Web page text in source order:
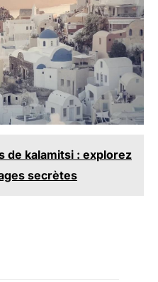
de kalamitsi : explorez
secrètes